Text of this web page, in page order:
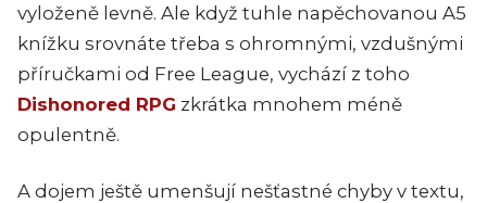
vyloženě levně. Ale když tuhle napěchovanou A5
knížku srovnáte třeba s ohromnými, vzdušnými
příručkami od Free League, vychází z toho
Dishonored RPG zkrátka mnohem méně
opulentně.
A dojem ještě umenšují nešťastné chyby v textu,